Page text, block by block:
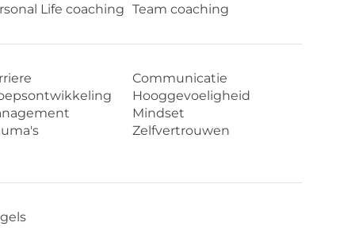
Life coaching Team coaching
Communicatie
Hooggevoeligheid
Mindset
Zelfvertrouwen